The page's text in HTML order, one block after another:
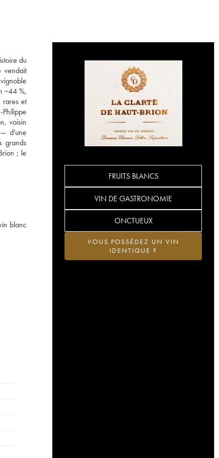
du
~44 %,
rares et
voisin
— d'une
grands
; le
blanc
FRUITS BLANCS
VIN DE GASTRONOMIE
ONCTUEUX
VOUS POSSÉDEZ UN VIN
IDENTIQUE ?